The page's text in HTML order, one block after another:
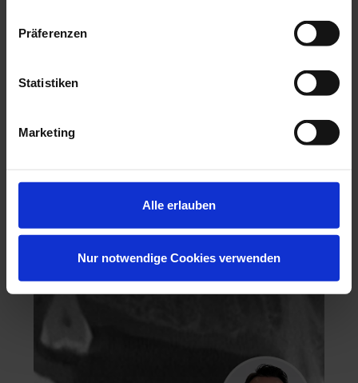
Präferenzen
Statistiken
Marketing
Alle erlauben
Nur notwendige Cookies verwenden
Hochästhetisches, nichtinvasives Veneering
Köln